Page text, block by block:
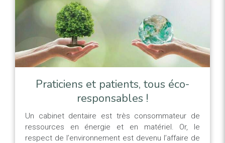
Praticiens et patients, tous éco-
responsables !
Un cabinet dentaire est très consommateur de
ressources en énergie et en matériel. Or, le
respect de l’environnement est devenu l’affaire de